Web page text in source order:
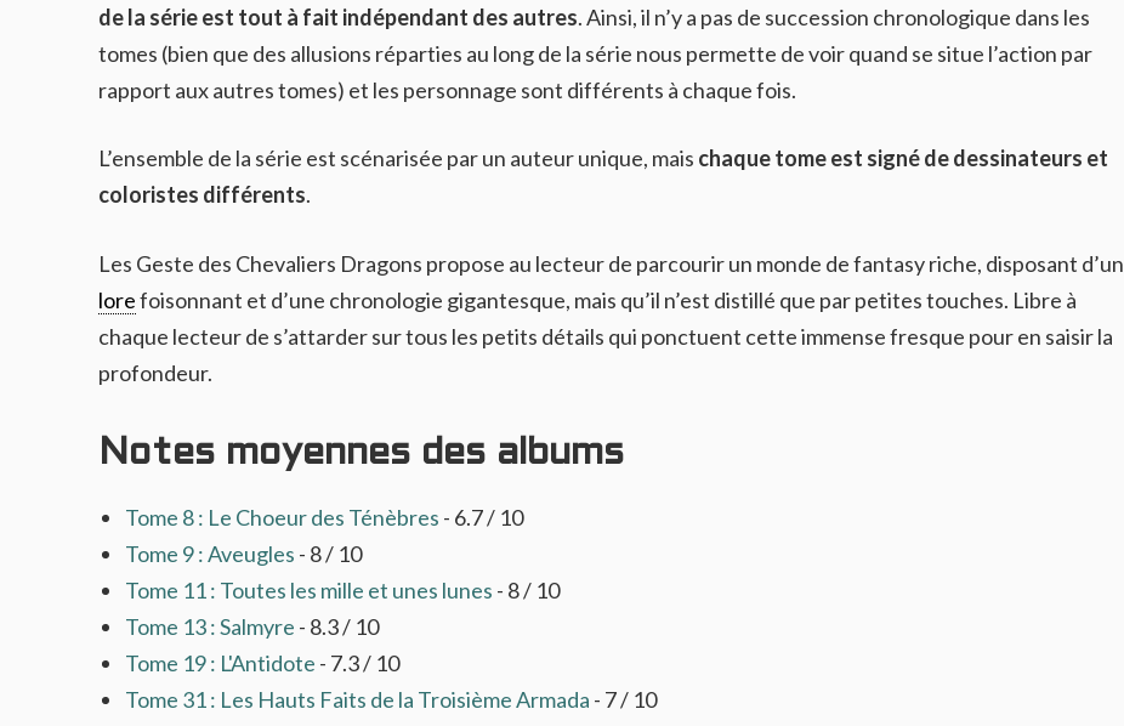
de la série est tout à fait indépendant des autres. Ainsi, il n’y a pas de succession chronologique dans les
tomes (bien que des allusions réparties au long de la série nous permette de voir quand se situe l’action par
rapport aux autres tomes) et les personnage sont différents à chaque fois.
L’ensemble de la série est scénarisée par un auteur unique, mais chaque tome est signé de dessinateurs et
coloristes différents.
Les Geste des Chevaliers Dragons propose au lecteur de parcourir un monde de fantasy riche, disposant d’un
lorefoisonnant et d’une chronologie gigantesque, mais qu’il n’est distillé que par petites touches. Libre à
chaque lecteur de s’attarder sur tous les petits détails qui ponctuent cette immense fresque pour en saisir la
profondeur.
Notes moyennes des albums
Tome 8 : Le Choeur des Ténèbres - 6.7 / 10
Tome 9 : Aveugles - 8 / 10
Tome 11 : Toutes les mille et unes lunes - 8 / 10
Tome 13 : Salmyre - 8.3 / 10
Tome 19 : L'Antidote - 7.3 / 10
Tome 31 : Les Hauts Faits de la Troisième Armada - 7 / 10